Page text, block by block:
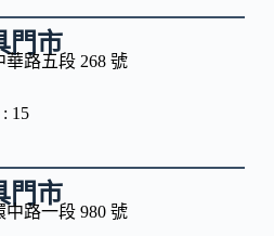
門市
路五段 268 號
15
門市
路一段 980 號